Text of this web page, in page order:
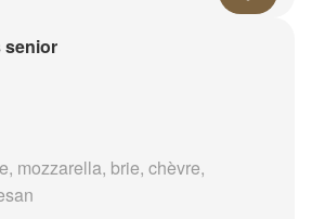
senior
mozzarella, brie, chèvre,